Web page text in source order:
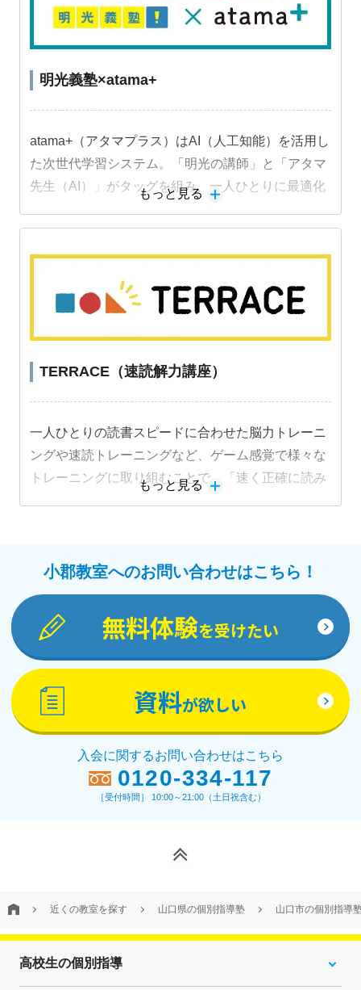
明光義塾×atama+
atama+（アタマプラス）はAI（人工知能）を活用し
た次世代学習システム。「明光の講師」と「アタマ
先生（AI）」がタッグを組み、一人ひとりに最適化
ます。
もっと見る
TERRACE（速読解力講座）
一人ひとりの読書スピードに合わせた脳力トレーニ
ングや速読トレーニングなど、ゲーム感覚で様々な
トレーニングに取り組むことで、「速く正確に読み
もっと見る
小郡教室へのお問い合わせはこちら！
無料体験を受けたい
資料が欲しい
入会に関するお問い合わせはこちら
0120-334-117
［受付時間］ 10:00～21:00（土日祝含む）
近くの教室を探す 山口県の個別指導塾 山口市の個別指導
高校生の個別指導